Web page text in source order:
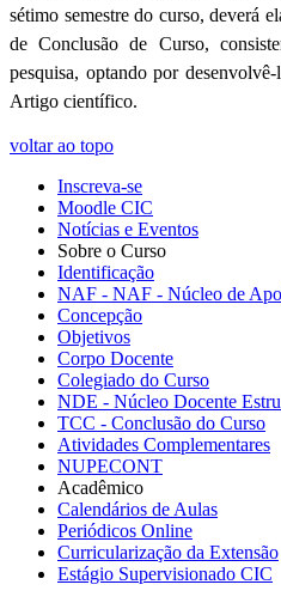
sétimo semestre do curso, deverá
de Conclusão de Curso,
pesquisa, optando por
Artigo científico.
voltar ao topo
Inscreva-se
Moodle CIC
Notícias e Eventos
Sobre o Curso
Identificação
NAF - NAF - Núcleo de
Concepção
Objetivos
Corpo Docente
Colegiado do Curso
NDE - Núcleo Docente
TCC - Conclusão do Curso
Atividades Complementares
NUPECONT
Acadêmico
Calendários de Aulas
Periódicos Online
Curricularização da Extensão
Estágio Supervisionado CIC